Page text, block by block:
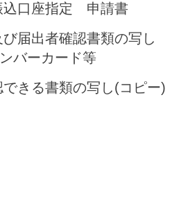
込口座指定 申請書
届出者確認書類の写し
バーカード等
きる書類の写し(コピー)